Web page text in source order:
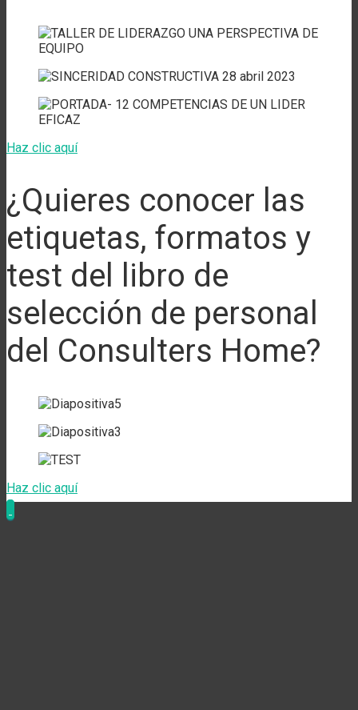
Haz clic aquí
¿Quieres conocer las
etiquetas, formatos y
test del libro de
selección de personal
del Consulters Home?
Haz clic aquí
Penalty
Shoot-
God
of
BeonBet
Big
Bass
SlotsCharm
Rich
Royal
Candy
Spinz
Candy
Spinz
Road